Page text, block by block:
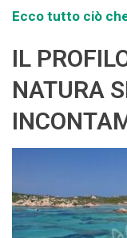
Ecco tutto ciò
IL
NATURA